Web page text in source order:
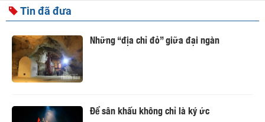
Tin đã đưa
Những “địa chỉ đỏ” giữa đại ngàn
Để sân khấu không chỉ là ký ức